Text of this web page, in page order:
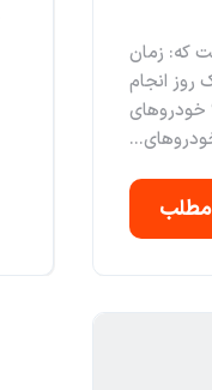
که: زمان
روز انجام
مطلب